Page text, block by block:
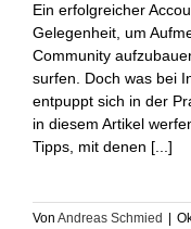
Ein erfolgreicher
Gelegenheit, um
Community
surfen. Doch was bei
entpuppt sich in der
in diesem Artikel
Tipps, mit denen [...]
Von Andreas Schmied